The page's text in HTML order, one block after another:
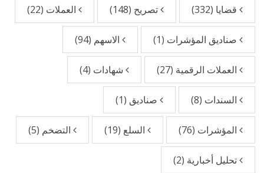
قضايا (332) تصريح (148) العملات (22)
صناديق المؤشرات (1) الاسهم (94)
العملات الرقمية (27) شهادات (4)
السندات (8) صناديق (1)
المؤشرات (76) السلع (19) التضخم (5)
تحليل أخبارية (2)